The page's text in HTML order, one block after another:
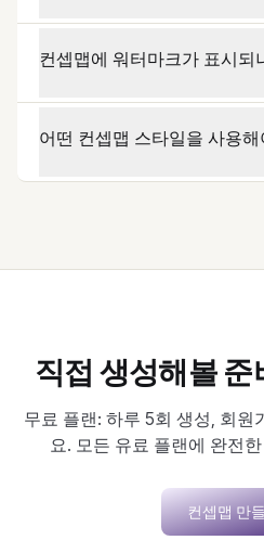
컨셉맵에 워터마크가 표시되
어떤 컨셉맵 스타일을 사용
직접 생성해볼
무료 플랜: 하루 5회 생성, 회원
요. 모든 유료 플랜에 완전
컨셉맵 만